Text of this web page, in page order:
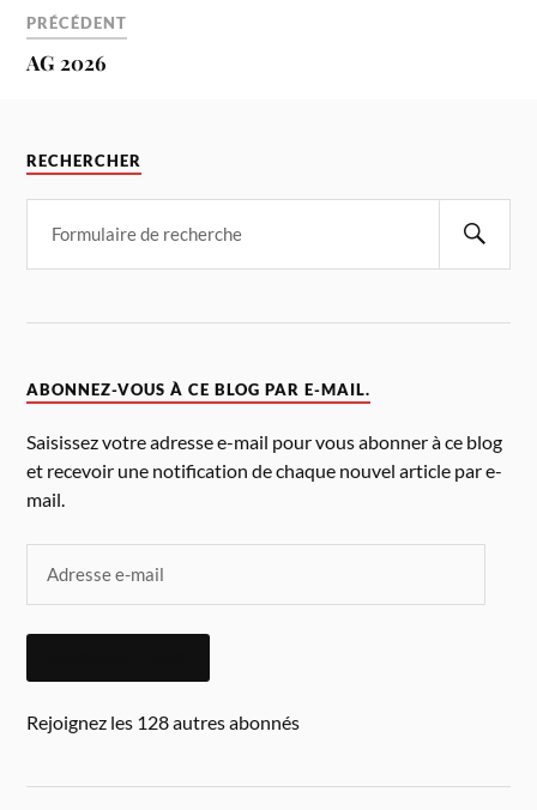
PRÉCÉDENT
AG 2026
RECHERCHER
ABONNEZ-VOUS À CE BLOG PAR E-MAIL.
Saisissez votre adresse e-mail pour vous abonner à ce blog
et recevoir une notification de chaque nouvel article par e-
mail.
Rejoignez les 128 autres abonnés